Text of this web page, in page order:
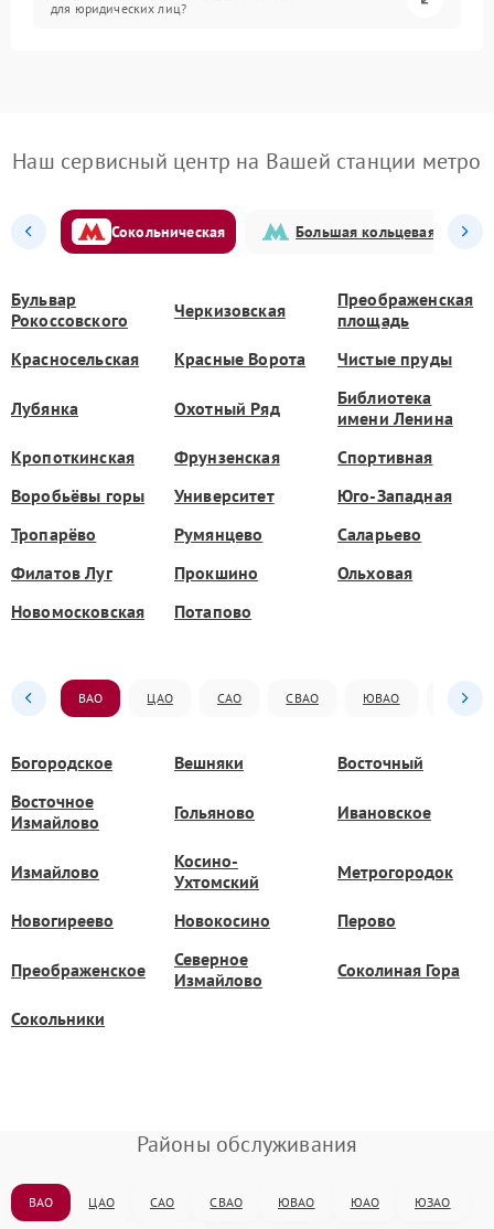
для юридических лиц?
Наш сервисный центр на Вашей станции метро
Сокольническая Большая кольцевая
Бульвар
Рокоссовского
Черкизовская
Преображенская
площадь
Красносельская
Красные Ворота Чистые пруды
Лубянка Охотный Ряд
Библиотека
имени Ленина
Кропоткинская
Фрунзенская
Спортивная
Воробьёвы горы
Университет
Юго-Западная
Тропарёво
Румянцево
Саларьево
Филатов Луг
Прокшино
Ольховая
Новомосковская
Потапово
ВАО ЦАО САО СВАО ЮВАО ЮАО
Богородское Вешняки
Восточный
Восточное
Измайлово
Гольяново Ивановское
Измайлово
Косино-
Ухтомский
Метрогородок
Новогиреево Новокосино Перово
Преображенское
Северное
Измайлово
Соколиная Гора
Сокольники
Районы обслуживания
ВАО ЦАО САО СВАО ЮВАО ЮАО ЮЗАО